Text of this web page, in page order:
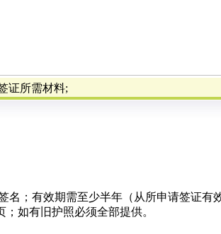
证所需材料;
名；有效期需至少半年（从所申请签证有
如有旧护照必须全部提供。